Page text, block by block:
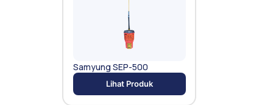
Samyung SEP-500
Lihat Produk